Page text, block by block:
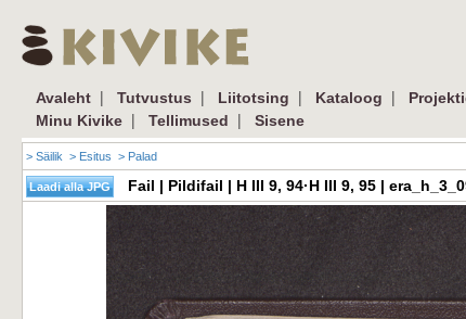
Avaleht | Tutvustus | Liitotsing | Kataloog |
Minu Kivike | Tellimused | Sisene
> Säilik > Esitus > Palad
Fail | Pildifail | H III 9, 94·H III 9, 95 |